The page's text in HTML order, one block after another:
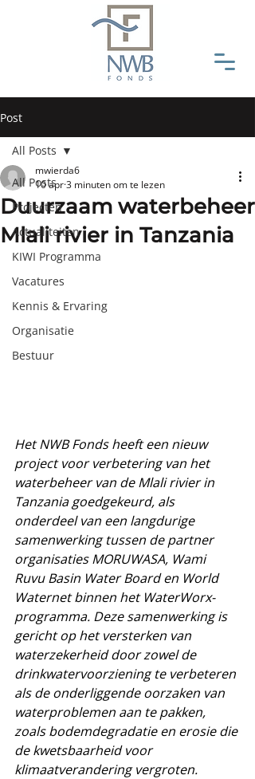
Post
All Posts
Projecten
Actualiteiten
KIWI Programma
Vacatures
Kennis & Ervaring
Organisatie
Bestuur
All Posts
Duurzaam waterbeheer
Mlali rivier in Tanzania
mwierda6
10 apr3 minuten om te lezen
Het NWB Fonds heeft een nieuw
project voor verbetering van het
waterbeheer van de Mlali rivier in
Tanzania goedgekeurd, als
onderdeel van een langdurige
samenwerking tussen de partner
organisaties MORUWASA, Wami
Ruvu Basin Water Board en World
Waternet binnen het WaterWorx-
programma. Deze samenwerking is
gericht op het versterken van
waterzekerheid door zowel de
drinkwatervoorziening te verbeteren
als de onderliggende oorzaken van
waterproblemen aan te pakken,
zoals bodemdegradatie en erosie die
de kwetsbaarheid voor
klimaatverandering vergroten.